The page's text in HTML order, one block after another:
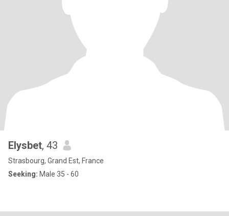
Elysbet, 43
Strasbourg, Grand Est, France
Seeking: Male 35 - 60